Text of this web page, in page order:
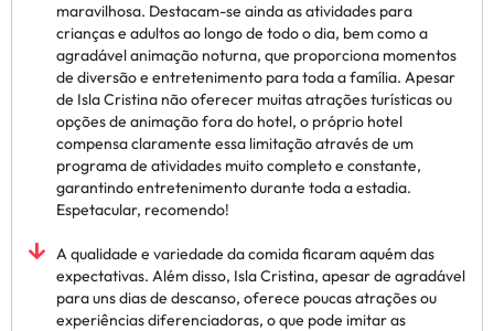
maravilhosa. Destacam-se ainda as atividades para
crianças e adultos ao longo de todo o dia, bem como a
agradável animação noturna, que proporciona momentos
de diversão e entretenimento para toda a família. Apesar
de Isla Cristina não oferecer muitas atrações turísticas ou
opções de animação fora do hotel, o próprio hotel
compensa claramente essa limitação através de um
programa de atividades muito completo e constante,
garantindo entretenimento durante toda a estadia.
Espetacular, recomendo!
A qualidade e variedade da comida ficaram aquém das
expectativas. Além disso, Isla Cristina, apesar de agradável
para uns dias de descanso, oferece poucas atrações ou
experiências diferenciadoras, o que pode imitar as